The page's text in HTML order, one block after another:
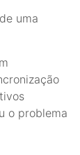
uma
o problema